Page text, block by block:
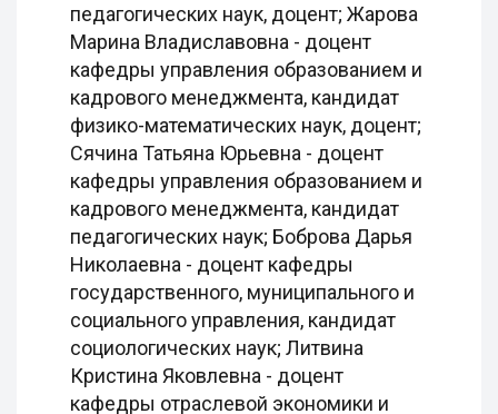
педагогических наук, доцент; Жарова
Марина Владиславовна - доцент
кафедры управления образованием и
кадрового менеджмента, кандидат
физико-математических наук, доцент;
Сячина Татьяна Юрьевна - доцент
кафедры управления образованием и
кадрового менеджмента, кандидат
педагогических наук; Боброва Дарья
Николаевна - доцент кафедры
государственного, муниципального и
социального управления, кандидат
социологических наук; Литвина
Кристина Яковлевна - доцент
кафедры отраслевой экономики и